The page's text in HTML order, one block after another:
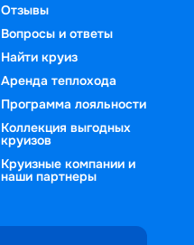
Отзывы
Вопросы и ответы
Найти круиз
Аренда теплохода
Программа лояльности
Коллекция выгодных
круизов
Круизные компании и
наши партнеры